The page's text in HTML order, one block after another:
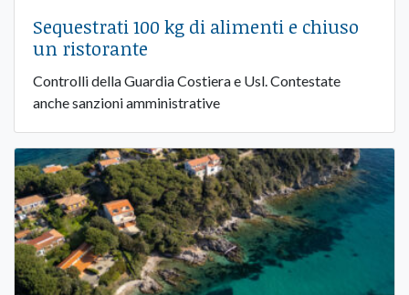
Sequestrati 100 kg di alimenti e chiuso
un ristorante
Controlli della Guardia Costiera e Usl. Contestate
anche sanzioni amministrative